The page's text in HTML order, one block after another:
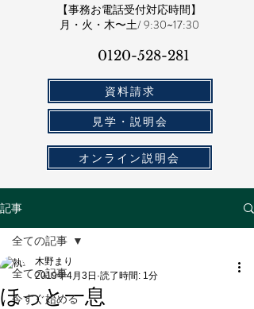
【事務お電話受付対応時間】
​月・火・木〜土/ 9:30~17:30
0120-528-281​
資料請求
見学・説明会
オンライン説明会
記事
全ての記事
今すぐ始める
全ての記事
ほっと一息
木野まり
2019年4月3日 読了時間: 1分